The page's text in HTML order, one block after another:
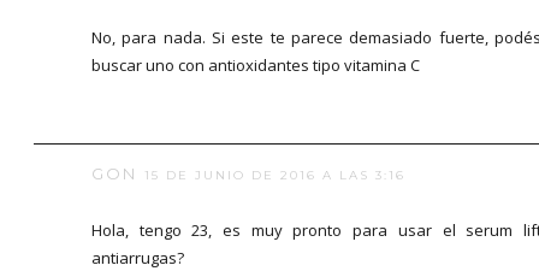
No, para nada. Si este te parece demasiado fuerte,
buscar uno con antioxidantes tipo vitamina C
GON 15 DE JUNIO DE 2016 A LAS 3:16
Hola, tengo 23, es muy pronto para usar el serum
antiarrugas?